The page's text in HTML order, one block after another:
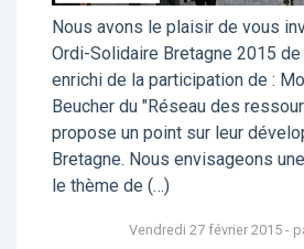
Nous avons le plaisir de vous
Ordi-Solidaire Bretagne 2015 de
enrichi de la participation de :
Beucher du "Réseau des
propose un point sur leur
Bretagne. Nous envisageons
le thème de (…)
Vendredi 27 février 2015 -